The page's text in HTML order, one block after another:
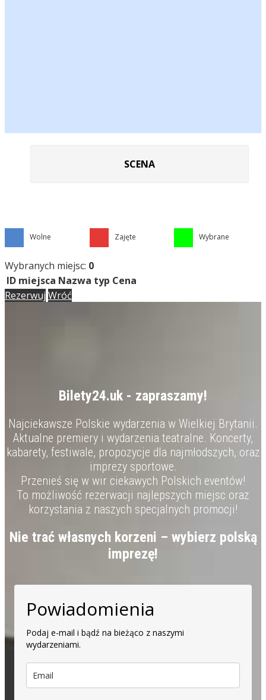
SCENA
Wolne Zajęte Wybrane
Wybranych miejsc: 0
ID miejsca Nazwa typ Cena
Rezerwuj Wróć
Bilety24.uk - zapraszamy!
Najciekawsze Polskie wydarzenia w Wielkiej Brytanii.
Aktualne premiery i wydarzenia teatralne. Koncerty,
kabarety, festiwale, propozycje dla najmłodszych, oraz
imprezy sportowe.
Przenieś się w wir ciekawych Polskich eventów!
To możliwość rezerwacji najlepszych miejsc oraz
korzystania z naszych specjalnych promocji!
Nie trać własnych korzeni – wybierz polską
imprezę!
Powiadomienia
Podaj e-mail i bądź na bieżąco z naszymi
wydarzeniami.